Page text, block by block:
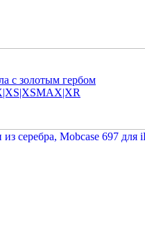
с золотым гербом